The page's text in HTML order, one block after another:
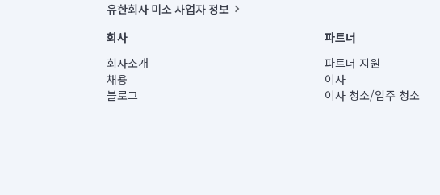
유한회사 미소 사업자 정보
사업자등록번호 : 291-87-00271 | 인허가번호 : 2016-3220163-14-5-00019 |
통신판매신고번호 : 2024-서울종로-1400(공정거래위원회 정보) |
대표이사 : CHING VICTOR COLUMBIA RHEE
주소 | 본사: 서울특별시 종로구 율곡로 6(중학동, 트윈트리빌딩) B동 5층
컨택센터 : 서울특별시 종로구 수송동 율곡로 24, 7층, 8층 미소
회사
회사소개
채용
블로그
파트너
파트너 지원
이사
이사 청소/입주 청소